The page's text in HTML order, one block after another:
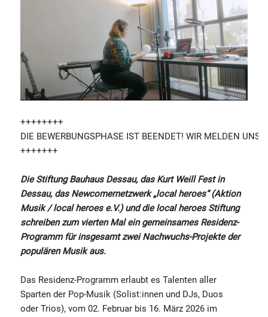
++++++++
DIE BEWERBUNGSPHASE IST BEENDET! WIR MELDEN UNS
+++++++
Die Stiftung Bauhaus Dessau, das Kurt Weill Fest in
Dessau, das Newcomernetzwerk „local heroes“ (Aktion
Musik / local heroes e.V.) und die local heroes Stiftung
schreiben zum vierten Mal ein gemeinsames Residenz-
Programm für insgesamt zwei Nachwuchs-Projekte der
populären Musik aus.
Das Residenz-Programm erlaubt es Talenten aller
Sparten der Pop-Musik (Solist:innen und DJs, Duos
oder Trios), vom 02. Februar bis 16. März 2026 im